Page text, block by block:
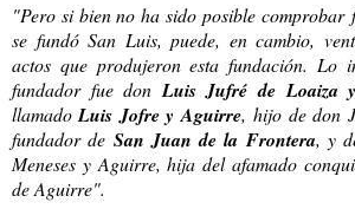
"Pero si bien no ha sido posible comprobar
se fundó San Luis, puede, en cambio,
actos que produjeron esta fundación. Lo
fundador fue don Luis Jufré de Loaiza
llamadoLuis Jofre y Aguirre, hijo de don
fundador de San Juan de la Frontera, y
Meneses y Aguirre, hija del afamado
de Aguirre".